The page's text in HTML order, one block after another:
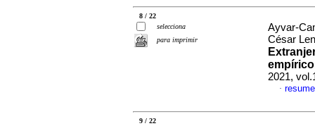
8 / 22
selecciona
para imprimir
Ayvar-
César
2021,
·
9 / 22